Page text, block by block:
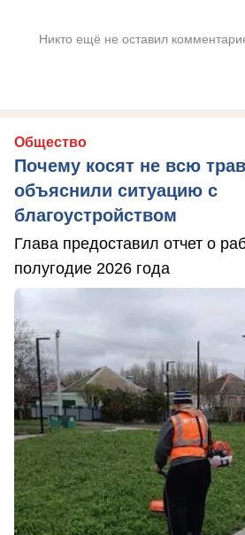
Никто ещё не оставил
Общество
Почему косят не всю
объяснили ситуацию с
благоустройством
Глава предоставил отчет о
полугодие 2026 года